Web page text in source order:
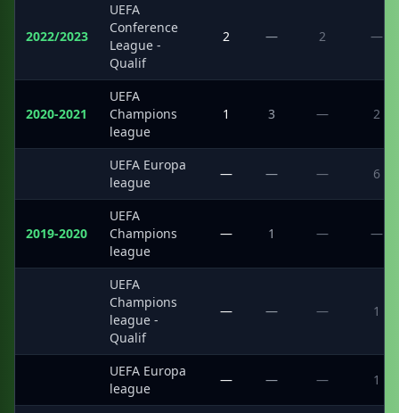
2022/2023
UEFA
Conference
League -
Qualif
2 — 2 —
2020-2021
UEFA
Champions
league
1 3 — 2
UEFA Europa
league
— — — 6
2019-2020
UEFA
Champions
league
— 1 — —
UEFA
Champions
league -
Qualif
— — — 1
UEFA Europa
league
— — — 1